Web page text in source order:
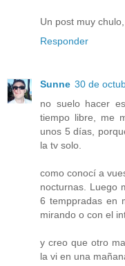
Un post muy
Responder
Sunne 30 de
no suelo hacer
tiempo libre, me
unos 5 días,
la tv solo.
como conocí a
nocturnas. Luego
6 temppradas en
mirando o con el
y creo que otro
la vi en una